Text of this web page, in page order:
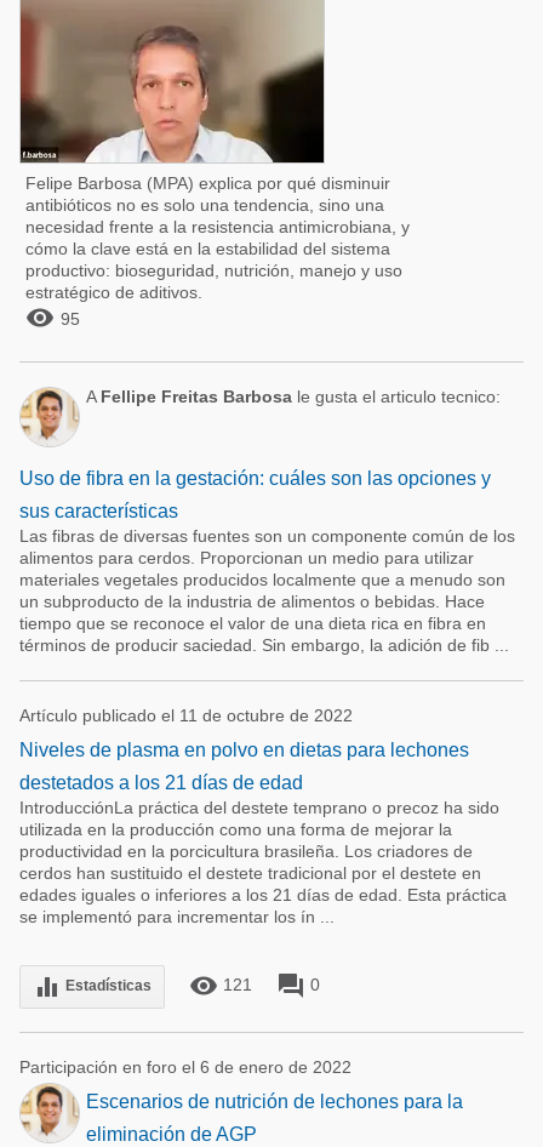
Felipe Barbosa (MPA) explica por qué disminuir
antibióticos no es solo una tendencia, sino una
necesidad frente a la resistencia antimicrobiana, y
cómo la clave está en la estabilidad del sistema
productivo: bioseguridad, nutrición, manejo y uso
estratégico de aditivos.
 95
A Fellipe Freitas Barbosa le gusta el articulo tecnico:
Uso de fibra en la gestación: cuáles son las opciones y
sus características
Las fibras de diversas fuentes son un componente común de los
alimentos para cerdos. Proporcionan un medio para utilizar
materiales vegetales producidos localmente que a menudo son
un subproducto de la industria de alimentos o bebidas. Hace
tiempo que se reconoce el valor de una dieta rica en fibra en
términos de producir saciedad. Sin embargo, la adición de fib ...
Artículo publicado el 11 de octubre de 2022
Niveles de plasma en polvo en dietas para lechones
destetados a los 21 días de edad
IntroducciónLa práctica del destete temprano o precoz ha sido
utilizada en la producción como una forma de mejorar la
productividad en la porcicultura brasileña. Los criadores de
cerdos han sustituido el destete tradicional por el destete en
edades iguales o inferiores a los 21 días de edad. Esta práctica
se implementó para incrementar los ín ...
equalizer Estadísticas remove_red_eye 121 forum 0
Participación en foro el 6 de enero de 2022
Escenarios de nutrición de lechones para la
eliminación de AGP